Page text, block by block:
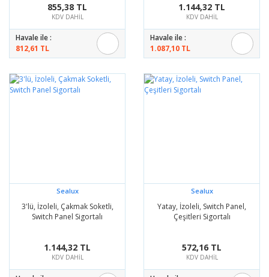
855,38 TL
KDV DAHİL
Havale ile :
812,61 TL
1.144,32 TL
KDV DAHİL
Havale ile :
1.087,10 TL
Sealux
3'lü, İzoleli, Çakmak Soketli,
Switch Panel Sigortalı
1.144,32 TL
KDV DAHİL
Sealux
Yatay, İzoleli, Switch Panel,
Çeşitleri Sigortalı
572,16 TL
KDV DAHİL